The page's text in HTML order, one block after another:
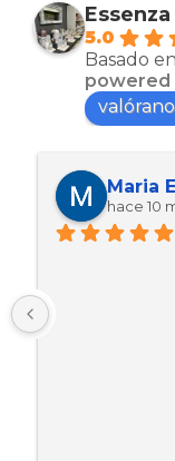
5.0
Basado
powered
Maria
hace 10